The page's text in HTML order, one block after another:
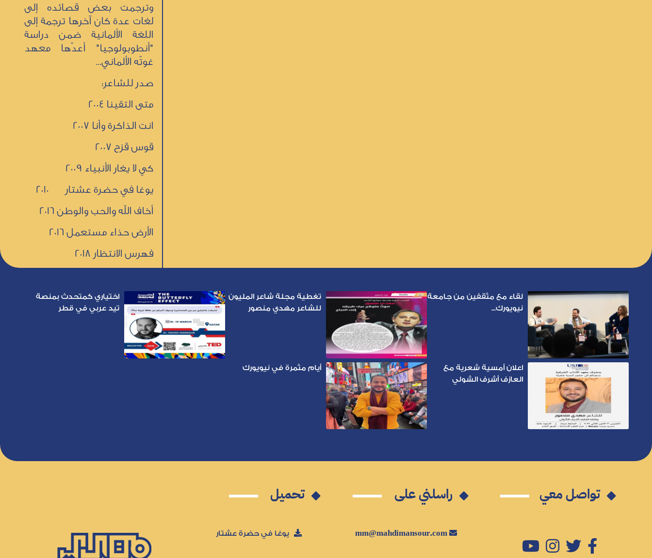
وترجمت بعض قصائده إلى
لغات عدة كان آخرها ترجمة إلى
اللغة الألمانية ضمن دراسة
"أنطوبولوجيا" أعدّها معهد
غوتّه الألماني...
صدر للشاعر:
متى التقينا 2004
انت الذاكرة وأنا 2007
قوس قزح 2007
كي لا يغار الأنبياء 2009
يوغا في حضرة عشتار 2010
أخاف الله والحب والوطن 2016
الأرض حذاء مستعمل 2016
فهرس الانتظار 2018
لقاء مع مثقفين من جامعة
نيويورك...
تغطية مجلة شاعر المليون
للشاعر مهدي منصور
اختياري كمتحدث بمنصة
تيد عربي في قطر
اعلان أمسية شعرية مع
العازف أشرف الشولي
أيام مثمرة في نيويورك
تواصل معي راسلني على
mm@mahdimansour.com
تحميل
يوغا في حضرة عشتار